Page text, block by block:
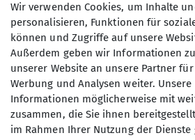
Datensammlung: Kai Vermehren
Text: Joachim Pohl
Wir verwenden Cookies, um Inhalte
personalisieren, Funktionen für
können und Zugriffe auf unsere
Außerdem geben wir Informationen
unserer Website an unsere Partner
Werbung und Analysen weiter.
Informationen möglicherweise mit
zusammen, die Sie ihnen
im Rahmen Ihrer Nutzung der Dienste